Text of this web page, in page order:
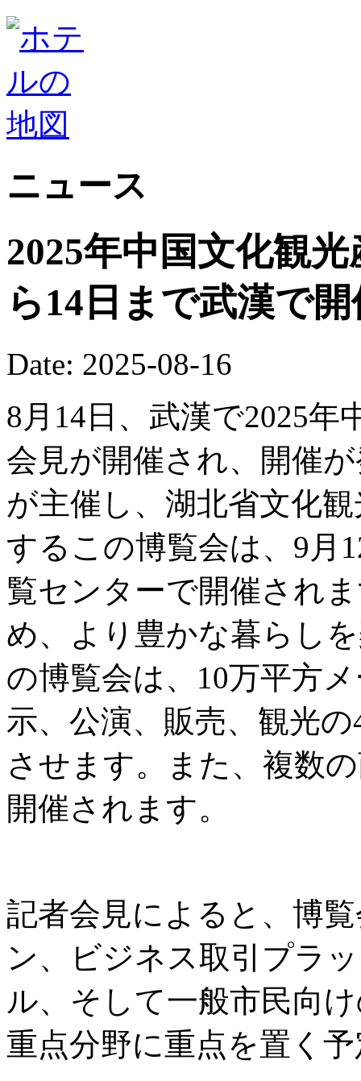
ニュース
2025年中国文化観
ら14日まで武漢で
Date: 2025-08-16
8月14日、武漢で2025年
会見が開催され、開催
が主催し、湖北省文化
するこの博覧会は、9月
覧センターで開催され
め、より豊かな暮らし
の博覧会は、10万平方
示、公演、販売、観光
させます。また、複数
開催されます。
記者会見によると、博
ン、ビジネス取引プラ
ル、そして一般市民向
重点分野に重点を置く